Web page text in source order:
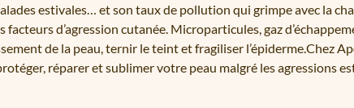
estivales… et son taux de pollution qui grimpe avec la
facteurs d’agression cutanée. Microparticules, gaz
de la peau, ternir le teint et fragiliser l’épiderme.Chez
réparer et sublimer votre peau malgré les agressions